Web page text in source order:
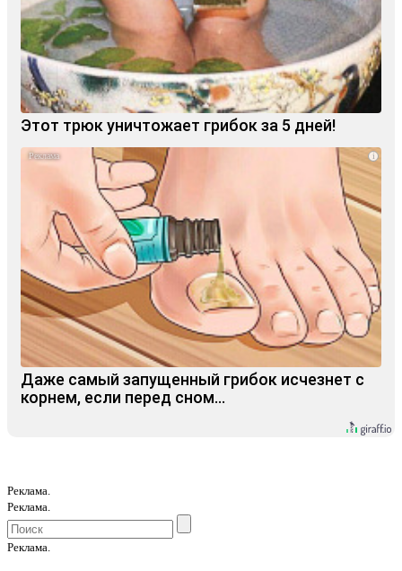
Этот трюк уничтожает грибок за 5 дней!
i
Даже самый запущенный грибок исчезнет с
корнем, если перед сном…
Реклама.
Реклама.
Реклама.